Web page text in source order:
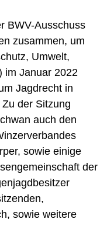
BWV-Ausschuss
zusammen, um
Umwelt,
im Januar 2022
Jagdrecht in
der Sitzung
auch den
sowie einige
der
sowie weitere